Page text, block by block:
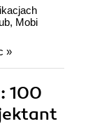
Mobi
»
100